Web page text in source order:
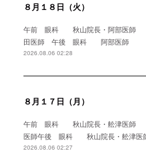
８月１８日（火）
午前 眼科 秋山院長・
田医師 午後 眼科 阿部
2026.08.06 02:28
８月１７日（月）
午前 眼科 秋山院長・舩
医師午後 眼科 秋山院長・
2026.08.06 02:27